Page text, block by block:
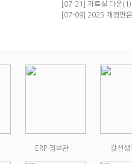
[07-21] 자료실 다운(1)
[07-09] 2025 개정판
ERP 정보관… 강선